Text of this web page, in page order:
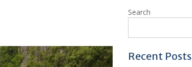
Search
Recent Posts